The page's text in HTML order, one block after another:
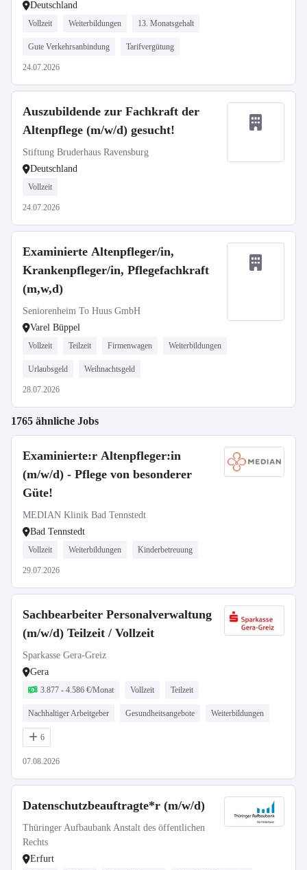
Oberhofen gesucht!
Deutschland
Vollzeit Weiterbildungen 13. Monatsgehalt
Gute Verkehrsanbindung Tarifvergütung
24.07.2026
Auszubildende zur Fachkraft der
Altenpflege (m/w/d) gesucht!
Stiftung Bruderhaus Ravensburg
Deutschland
Vollzeit
24.07.2026
Examinierte Altenpfleger/in,
Krankenpfleger/in, Pflegefachkraft
(m,w,d)
Seniorenheim To Huus GmbH
Varel Büppel
Vollzeit Teilzeit Firmenwagen Weiterbildungen
Urlaubsgeld Weihnachtsgeld
28.07.2026
1765 ähnliche Jobs
Examinierte:r Altenpfleger:in
(m/w/d) - Pflege von besonderer
Güte!
MEDIAN Klinik Bad Tennstedt
Bad Tennstedt
Vollzeit Weiterbildungen Kinderbetreuung
29.07.2026
Sachbearbeiter Personalverwaltung
(m/w/d) Teilzeit / Vollzeit
Sparkasse Gera-Greiz
Gera
3.877 - 4.586 €/Monat Vollzeit Teilzeit
Nachhaltiger Arbeitgeber Gesundheitsangebote Weiterbildungen
6
07.08.2026
Datenschutzbeauftragte*r (m/w/d)
Thüringer Aufbaubank Anstalt des öffentlichen
Rechts
Erfurt